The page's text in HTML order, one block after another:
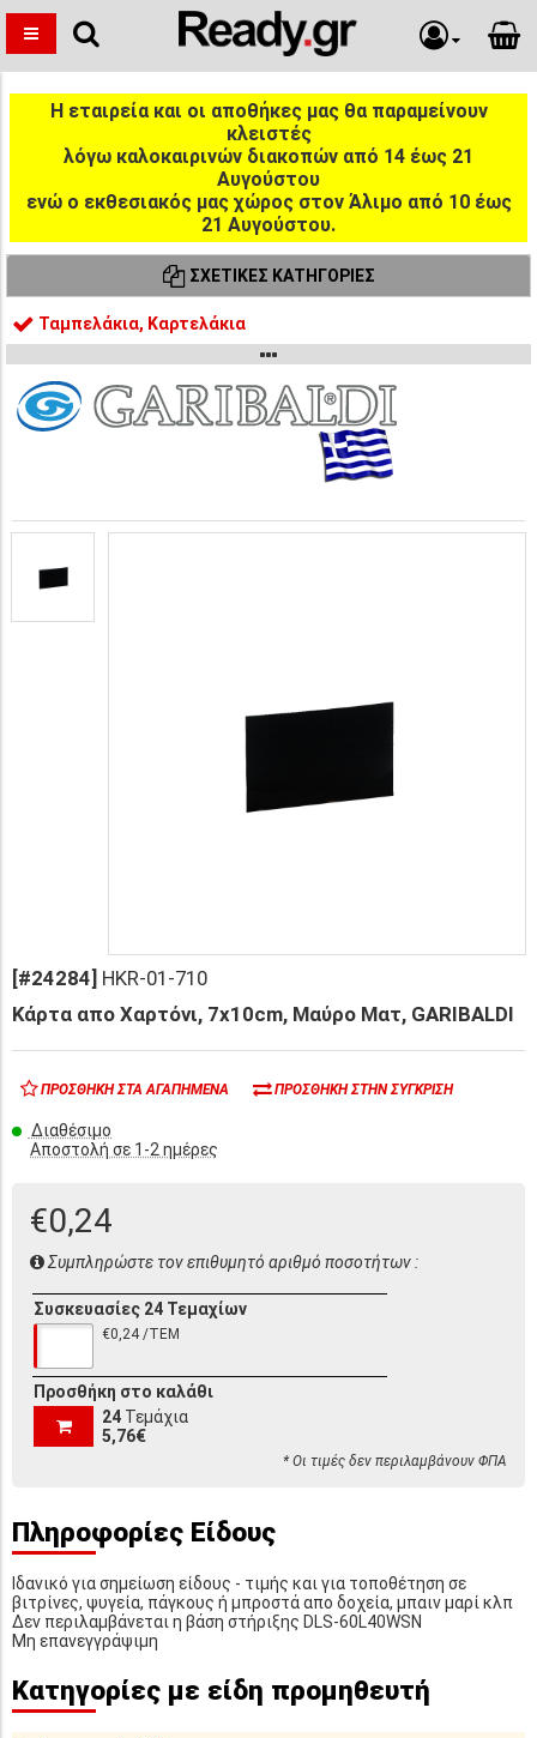
Η εταιρεία και οι αποθήκες μας θα παραμείνουν
κλειστές
λόγω καλοκαιρινών διακοπών από 14 έως 21
Αυγούστου
ενώ ο εκθεσιακός μας χώρος στον Άλιμο από 10 έως
21 Αυγούστου.
ΣΧΕΤΙΚΈΣ ΚΑΤΗΓΟΡΊΕΣ
Ταμπελάκια, Καρτελάκια
[#24284] HKR-01-710
Κάρτα απο Χαρτόνι, 7x10cm, Μαύρο Ματ, GARIBALDI
ΠΡΟΣΘΉΚΗ ΣΤΑ ΑΓΑΠΗΜΈΝΑ ΠΡΟΣΘΉΚΗ ΣΤΗΝ ΣΎΓΚΡΙΣΗ
Διαθέσιμο
Αποστολή σε 1-2 ημέρες
€0,24
Συμπληρώστε τον επιθυμητό αριθμό ποσοτήτων :
Συσκευασίες 24 Τεμαχίων
€0,24 /ΤΕΜ
Προσθήκη στο καλάθι
24 Τεμάχια
5,76€
* Οι τιμές δεν περιλαμβάνουν ΦΠΑ
Πληροφορίες Είδους
Ιδανικό για σημείωση είδους - τιμής και για τοποθέτηση σε
βιτρίνες, ψυγεία, πάγκους ή μπροστά απο δοχεία, μπαιν μαρί κλπ
Δεν περιλαμβάνεται η βάση στήριξης DLS-60L40WSN
Μη επανεγγράψιμη
Κατηγορίες με είδη προμηθευτή